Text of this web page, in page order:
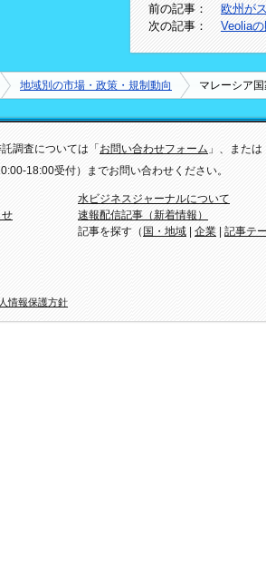
前の記事：
欧州が
次の記事：
Veolia
地域別の市場・政策・規制動向 マレーシア
調査については「お問い合わせフォーム 」、または
18:00受付）までお問い合わせください。
水ビジネスジャーナルについて
速報配信記事（新着情報）
記事を探す（ 国・地域 | 企業 | 記事テ
情報保護方針